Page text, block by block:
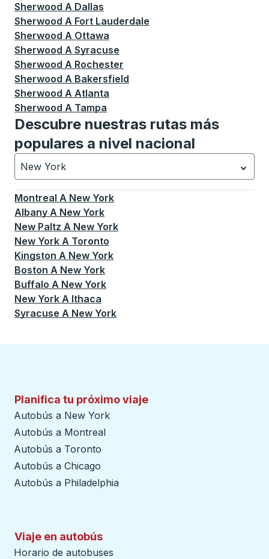
Sherwood A Dallas
Sherwood A Fort Lauderdale
Sherwood A Ottawa
Sherwood A Syracuse
Sherwood A Rochester
Sherwood A Bakersfield
Sherwood A Atlanta
Sherwood A Tampa
Descubre nuestras rutas más
populares a nivel nacional
New York
Currently selected: New York.La selección está
Montreal A New York
Albany A New York
New Paltz A New York
New York A Toronto
Kingston A New York
Boston A New York
Buffalo A New York
New York A Ithaca
Syracuse A New York
Planifica tu próximo viaje
Autobús a New York
Autobús a Montreal
Autobús a Toronto
Autobús a Chicago
Autobús a Philadelphia
Viaje en autobús
Horario de autobuses